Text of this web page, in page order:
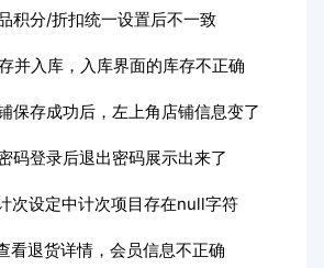
积分/折扣统一设置后不一致
并入库，入库界面的库存不正确
保存成功后，左上角店铺信息变了
码登录后退出密码展示出来了
次设定中计次项目存在null字符
看退货详情，会员信息不正确